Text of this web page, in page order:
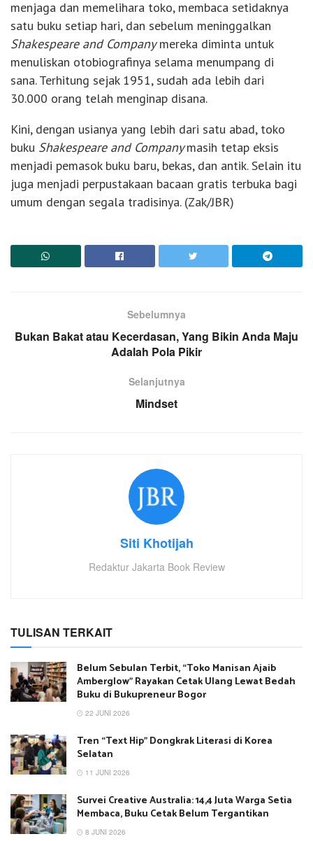
menjaga dan memelihara toko, membaca setidaknya
satu buku setiap hari, dan sebelum meninggalkan
Shakespeare and Companymereka diminta untuk
menuliskan otobiografinya selama menumpang di
sana. Terhitung sejak 1951, sudah ada lebih dari
30.000 orang telah menginap disana.
Kini, dengan usianya yang lebih dari satu abad, toko
buku Shakespeare and Companymasih tetap eksis
menjadi pemasok buku baru, bekas, dan antik. Selain itu
juga menjadi perpustakaan bacaan gratis terbuka bagi
umum dengan segala tradisinya. (Zak/JBR)
Sebelumnya
Bukan Bakat atau Kecerdasan, Yang Bikin Anda Maju
Adalah Pola Pikir
Selanjutnya
Mindset
Siti Khotijah
Redaktur Jakarta Book Review
TULISAN TERKAIT
Belum Sebulan Terbit, “Toko Manisan Ajaib
Amberglow” Rayakan Cetak Ulang Lewat Bedah
Buku di Bukupreneur Bogor
22 JUNI 2026
Tren “Text Hip” Dongkrak Literasi di Korea
Selatan
11 JUNI 2026
Survei Creative Australia: 14,4 Juta Warga Setia
Membaca, Buku Cetak Belum Tergantikan
8 JUNI 2026